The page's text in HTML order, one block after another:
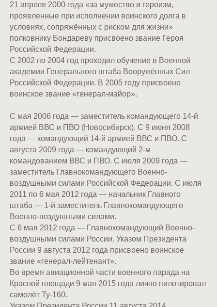
21 апреля 2000 года «за мужество и героизм,
проявленные при исполнении воинского долга в
условиях, сопряжённых с риском для жизни»
полковнику Бондареву присвоено звание Героя
Российской Федерации.
С 2002 по 2004 год проходил обучение в Военной
академии Генерального штаба Вооружённых Сил
Российской Федерации. В 2005 году присвоено
воинское звание «генерал-майор».
С мая 2006 года — заместитель командующего 14-й
армией ВВС и ПВО (Новосибирск). С 9 июня 2008
года — командующий 14-й армией ВВС и ПВО. С
августа 2009 года — командующий 2-м
командованием ВВС и ПВО. С июля 2009 года —
заместитель Главнокомандующего Военно-
воздушными силами Российской Федерации. С июля
2011 по 6 мая 2012 года — начальник Главного
штаба — 1-й заместитель Главнокомандующего
Военно-воздушными силами.
С 6 мая 2012 года — Главнокомандующий Военно-
воздушными силами России. Указом Президента
России 9 августа 2012 года присвоено воинское
звание «генерал-лейтенант».
Во время авиационной части военного парада на
Красной площади 9 мая 2015 года лично пилотировал
самолёт Ту-160.